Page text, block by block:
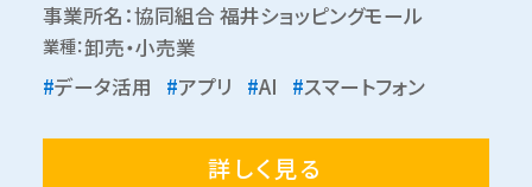
事業所名：協同組合 福井ショッピングモール
業種：卸売・小売業
#データ活用 #アプリ #AI #スマートフォン
詳しく見る